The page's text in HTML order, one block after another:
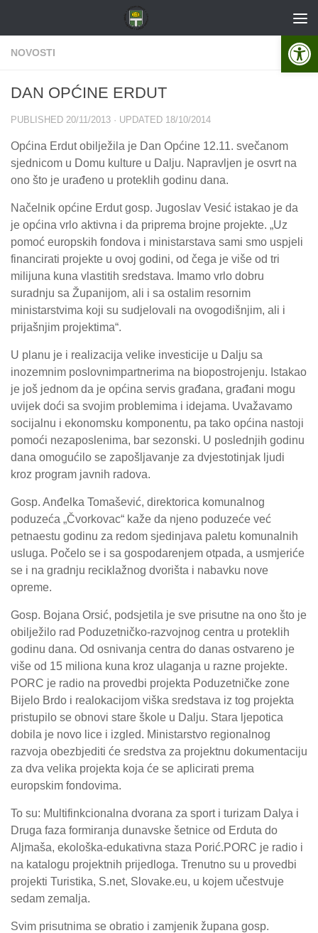
NOVOSTI
DAN OPĆINE ERDUT
PUBLISHED 20/11/2013 · UPDATED 18/10/2014
Općina Erdut obilježila je Dan Općine 12.11. svečanom
sjednicom u Domu kulture u Dalju. Napravljen je osvrt na
ono što je urađeno u proteklih godinu dana.
Načelnik općine Erdut gosp. Jugoslav Vesić istakao je da
je općina vrlo aktivna i da priprema brojne projekte. „Uz
pomoć europskih fondova i ministarstava sami smo uspjeli
financirati projekte u ovoj godini, od čega je više od tri
milijuna kuna vlastitih sredstava. Imamo vrlo dobru
suradnju sa Županijom, ali i sa ostalim resornim
ministarstvima koji su sudjelovali na ovogodišnjim, ali i
prijašnjim projektima“.
U planu je i realizacija velike investicije u Dalju sa
inozemnim poslovnimpartnerima na biopostrojenju. Istakao
je još jednom da je općina servis građana, građani mogu
uvijek doći sa svojim problemima i idejama. Uvažavamo
socijalnu i ekonomsku komponentu, pa tako općina nastoji
pomoći nezaposlenima, bar sezonski. U poslednjih godinu
dana omogućilo se zapošljavanje za dvjestotinjak ljudi
kroz program javnih radova.
Gosp. Anđelka Tomašević, direktorica komunalnog
poduzeća „Čvorkovac“ kaže da njeno poduzeće već
petnaestu godinu za redom sjedinjava paletu komunalnih
usluga. Počelo se i sa gospodarenjem otpada, a usmjeriće
se i na gradnju reciklažnog dvorišta i nabavku nove
opreme.
Gosp. Bojana Orsić, podsjetila je sve prisutne na ono što je
obilježilo rad Poduzetničko-razvojnog centra u proteklih
godinu dana. Od osnivanja centra do danas ostvareno je
više od 15 miliona kuna kroz ulaganja u razne projekte.
PORC je radio na provedbi projekta Poduzetničke zone
Bijelo Brdo i realokacijom viška sredstava iz tog projekta
pristupilo se obnovi stare škole u Dalju. Stara ljepotica
dobila je novo lice i izgled. Ministarstvo regionalnog
razvoja obezbjediti će sredstva za projektnu dokumentaciju
za dva velika projekta koja će se aplicirati prema
europskim fondovima.
To su: Multifinkcionalna dvorana za sport i turizam Dalya i
Druga faza formiranja dunavske šetnice od Erduta do
Aljmaša, ekološka-edukativna staza Porić.PORC je radio i
na katalogu projektnih prijedloga. Trenutno su u provedbi
projekti Turistika, S.net, Slovake.eu, u kojem učestvuje
sedam zemalja.
Svim prisutnima se obratio i zamjenik župana gosp.